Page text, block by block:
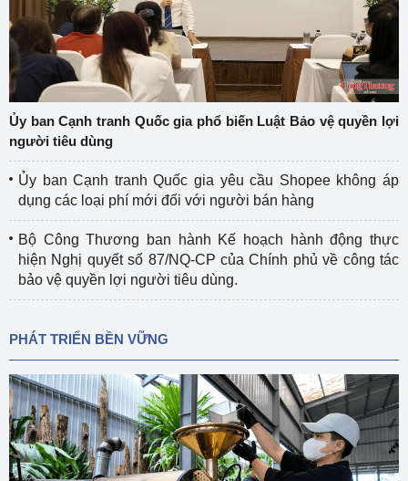
Ủy ban Cạnh tranh Quốc gia phổ biến Luật Bảo vệ quyền lợi
người tiêu dùng
Ủy ban Cạnh tranh Quốc gia yêu cầu Shopee không áp
dụng các loại phí mới đối với người bán hàng
Bộ Công Thương ban hành Kế hoạch hành động thực
hiện Nghị quyết số 87/NQ-CP của Chính phủ về công tác
bảo vệ quyền lợi người tiêu dùng.
PHÁT TRIỂN BỀN VỮNG